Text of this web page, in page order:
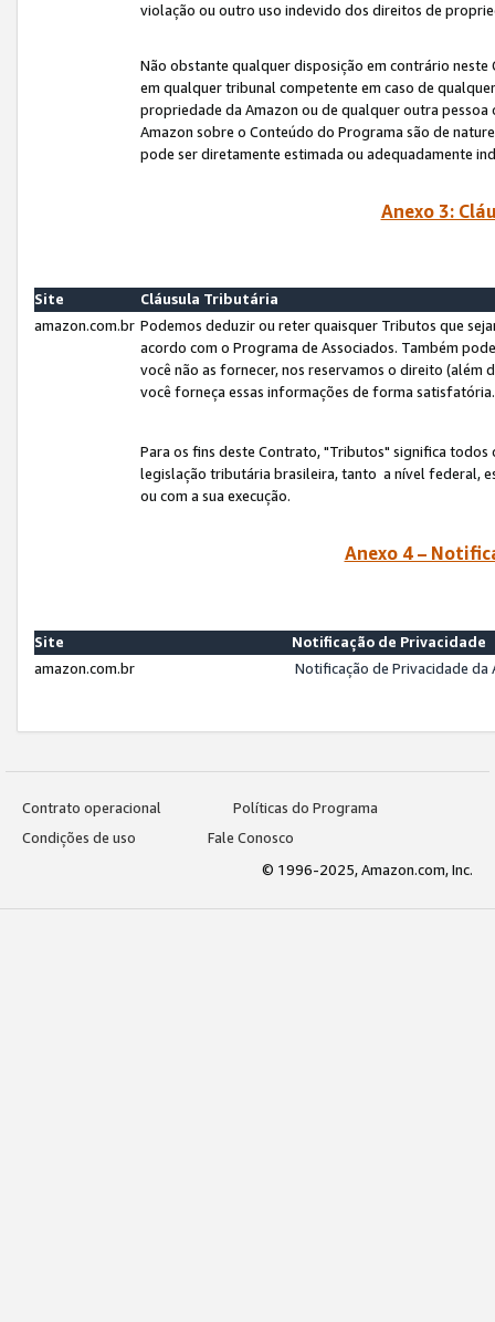
violação ou outro uso indevido dos direitos de
Não obstante qualquer disposição em contrário
em qualquer tribunal competente em caso de
propriedade da Amazon ou de qualquer outra
Amazon sobre o Conteúdo do Programa são de
pode ser diretamente estimada ou adequadamente
Anexo 3:
Site
Cláusula Tributária
amazon.com.br Podemos deduzir ou reter quaisquer Tributos que
acordo com o Programa de Associados. Também
você não as fornecer, nos reservamos o direito (além
você forneça essas informações de forma
Para os fins deste Contrato, "Tributos" significa
legislação tributária brasileira, tanto a nível federal,
ou com a sua execução.
Anexo 4 –
Site
Notificação de Privacidade
amazon.com.br
Notificação de Privacidade
Contrato operacional
Políticas do Programa
Condições de uso
Fale Conosco
© 1996-2025, Amazon.com, Inc.